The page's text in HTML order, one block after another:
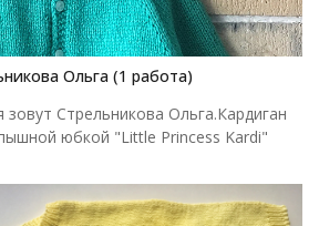
Ольга (1 работа)
Стрельникова Ольга.Кардиган
с пышной юбкой "Little Princess Kardi"